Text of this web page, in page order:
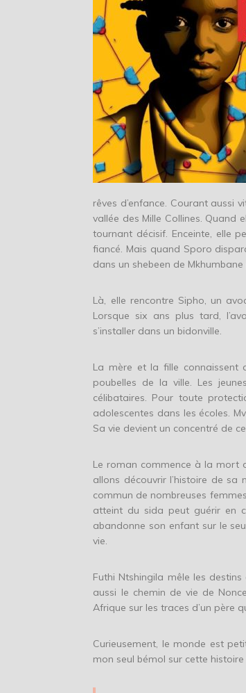
rêves d’enfance. Courant aussi
vallée des Mille Collines. Quand
tournant décisif. Enceinte, elle
fiancé. Mais quand Sporo
dans un shebeen de
Là, elle rencontre Sipho, un
Lorsque six ans plus tard,
s’installer dans un bidonville.
La mère et la fille connaissent
poubelles de la ville. Les
célibataires. Pour toute
adolescentes dans les écoles.
Sa vie devient un concentré de
Le roman commence à la mort
allons découvrir l’histoire de
commun de nombreuses
atteint du sida peut guérir en
abandonne son enfant sur le
vie.
Futhi Ntshingila mêle les
aussi le chemin de vie de
Afrique sur les traces d’un père
Curieusement, le monde est
mon seul bémol sur cette